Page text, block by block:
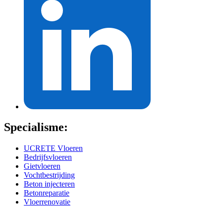
Specialisme:
UCRETE Vloeren
Bedrijfsvloeren
Gietvloeren
Vochtbestrijding
Beton injecteren
Betonreparatie
Vloerrenovatie